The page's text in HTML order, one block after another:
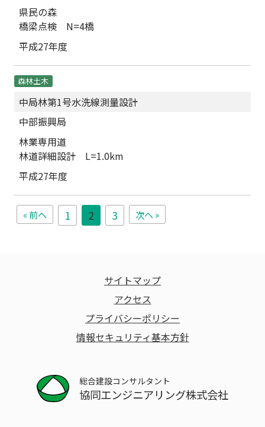
県民の森
橋梁点検 N=4橋
平成27年度
森林土木
中局林第1号水洗線測量設計
中部振興局
林業専用道
林道詳細設計 L=1.0km
平成27年度
« 前へ 1 2 3 次へ »
サイトマップ
アクセス
プライバシーポリシー
情報セキュリティ基本方針
総合建設コンサルタント
協同エンジニアリング株式会社